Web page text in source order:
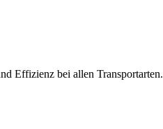
Effizienz bei allen Transportarten.